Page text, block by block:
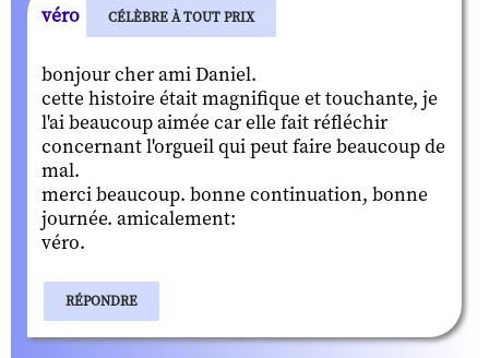
véro CÉLÈBRE À TOUT PRIX
bonjour cher ami Daniel.
cette histoire était magnifique et touchante, je
l'ai beaucoup aimée car elle fait réfléchir
concernant l'orgueil qui peut faire beaucoup de
mal.
merci beaucoup. bonne continuation, bonne
journée. amicalement:
véro.
RÉPONDRE